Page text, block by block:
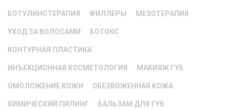
БОТУЛИНОТЕРАПИЯ ФИЛЛЕРЫ МЕЗОТЕРАПИЯ
УХОД ЗА ВОЛОСАМИ БОТОКС
КОНТУРНАЯ ПЛАСТИКА
ИНЪЕКЦИОННАЯ КОСМЕТОЛОГИЯ МАКИЯЖ ГУБ
ОМОЛОЖЕНИЕ КОЖИ ОБЕЗВОЖЕННАЯ КОЖА
ХИМИЧЕСКИЙ ПИЛИНГ БАЛЬЗАМ ДЛЯ ГУБ